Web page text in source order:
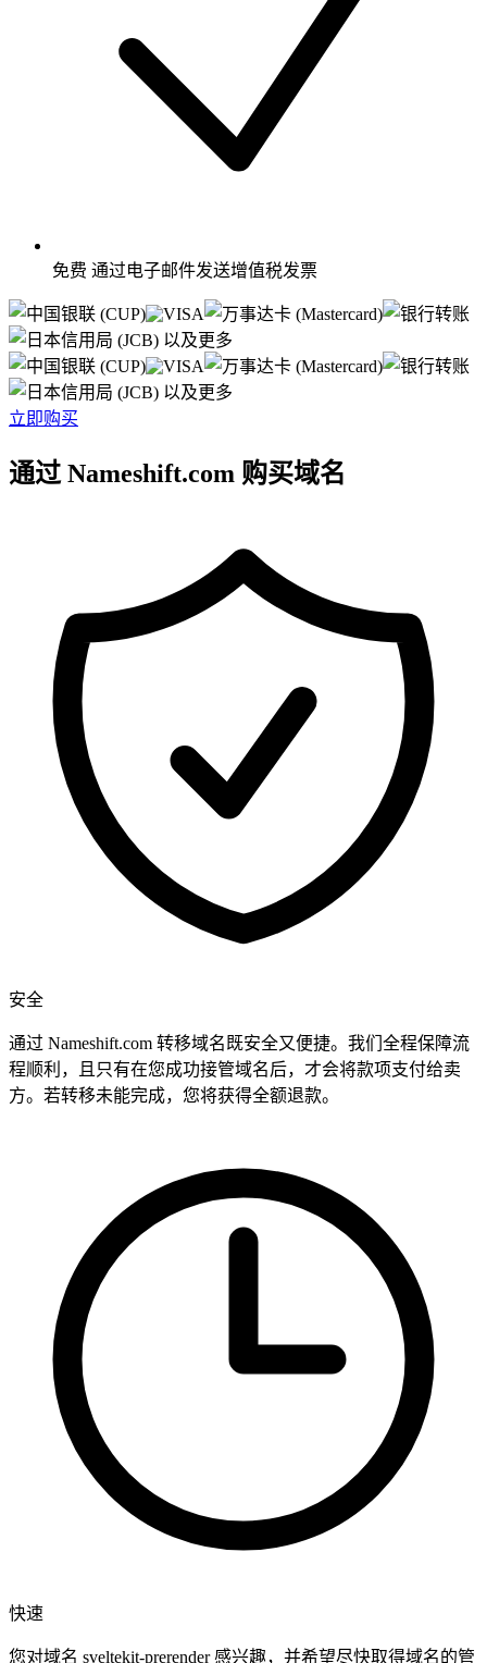
免费 通过电子邮件发送增值税发票
以及更多
以及更多
立即购买
通过 Nameshift.com 购买域名
安全
通过 Nameshift.com 转移域名既安全又便捷。我们全程保障流
程顺利，且只有在您成功接管域名后，才会将款项支付给卖
方。若转移未能完成，您将获得全额退款。
快速
您对域名 sveltekit-prerender 感兴趣，并希望尽快取得域名的管